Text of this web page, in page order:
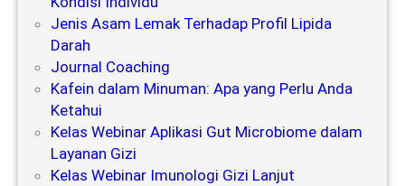
Jenis Asam Lemak Terhadap Profil Lipida
Darah
Journal Coaching
Kafein dalam Minuman: Apa yang Perlu Anda
Ketahui
Kelas Webinar Aplikasi Gut Microbiome dalam
Layanan Gizi
Kelas Webinar Imunologi Gizi Lanjut